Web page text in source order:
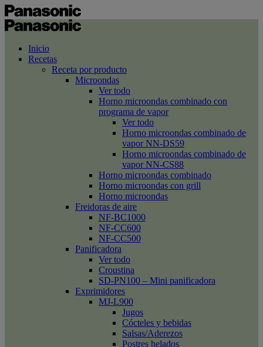
Inicio
Recetas
Receta por producto
Microondas
Ver todo
Horno microondas combinado con
programa de vapor
Ver todo
Horno microondas combinado de
vapor NN-DS59
Horno microondas combinado de
vapor NN-CS88
Horno microondas combinado
Horno microondas con grill
Horno microondas
Freidoras de aire
NF-BC1000
NF-CC600
NF-CC500
Panificadora
Ver todo
Croustina
SD-PN100 – Mini panificadora
Exprimidores
MJ-L900
Jugos
Cócteles y bebidas
Salsas/Aderezos
Postres helados